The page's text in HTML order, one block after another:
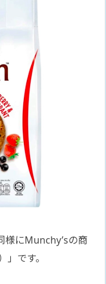
様にMunchy’sの商
です。